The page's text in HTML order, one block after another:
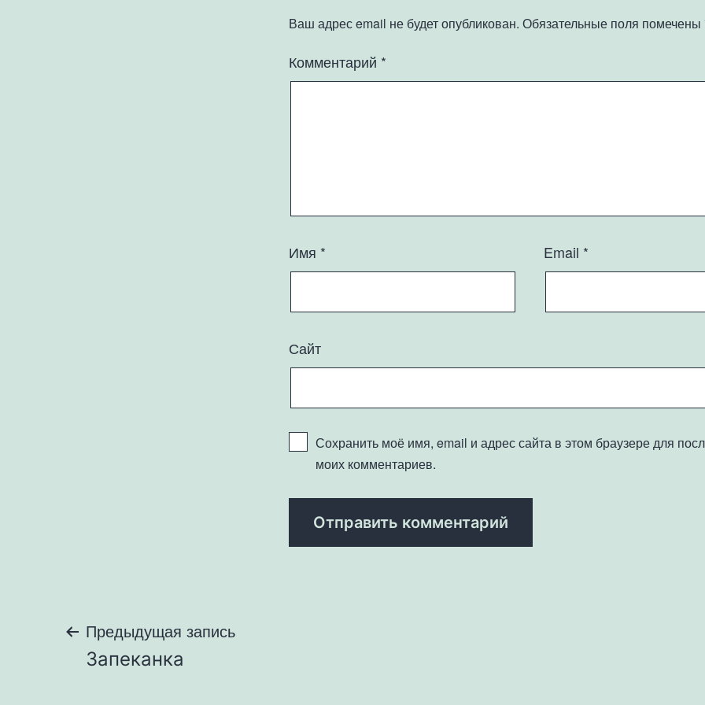
Ваш адрес email не будет опубликован. Обязательные поля помечены
Комментарий *
Имя * Email *
Сайт
Сохранить моё имя, email и адрес сайта в этом браузере для
моих комментариев.
Навигация
Предыдущая запись
Запеканка